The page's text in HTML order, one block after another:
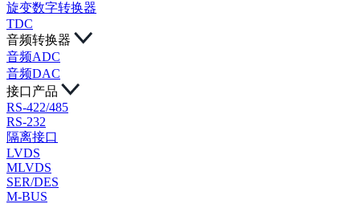
旋变数字转换器
TDC
音频转换器
音频ADC
音频DAC
接口产品
RS-422/485
RS-232
隔离接口
LVDS
MLVDS
SER/DES
M-BUS